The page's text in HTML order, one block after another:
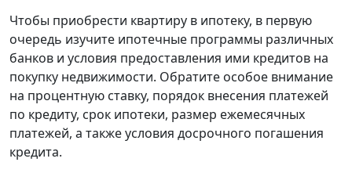
Чтобы приобрести квартиру в ипотеку, в первую
очередь изучите ипотечные программы различных
банков и условия предоставления ими кредитов на
покупку недвижимости. Обратите особое внимание
на процентную ставку, порядок внесения платежей
по кредиту, срок ипотеки, размер ежемесячных
платежей, а также условия досрочного погашения
кредита.